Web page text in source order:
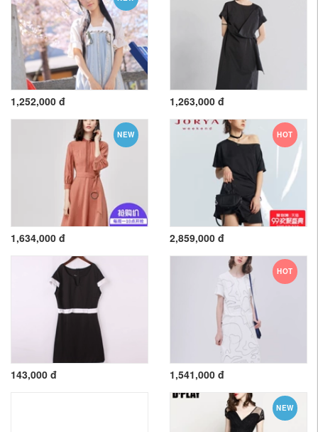
1,252,000 đ 1,263,000 đ
NEW
1,634,000 đ
HOT
2,859,000 đ
143,000 đ
HOT
1,541,000 đ
NEW